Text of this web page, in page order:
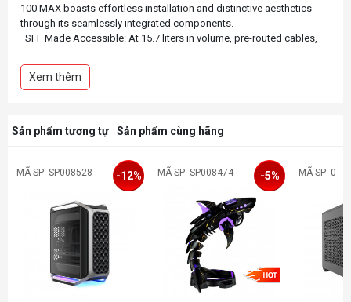
100 MAX boasts effortless installation and distinctive aesthetics
through its seamlessly integrated components.
· SFF Made Accessible: At 15.7 liters in volume, pre-routed cables,
process of PC building
· Ultimate transformation: The expandable design extends the overall
· Tailor-made power solution: It incorporates an 850W SFX Gold ATX
· Custom PCIe 4.0 Riser: Equipped with a premium custom-sized PCIe
4.0 Riser Cable, for maximum compatibility and performance with all
Xem thêm
Sản phẩm tương tự Sản phẩm cùng hãng
MÃ SP: SP008528 -12% MÃ SP: SP008474 -5% MÃ SP: 0